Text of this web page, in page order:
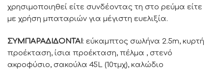
χρησιμοποιηθεί είτε συνδέοντας τη στο ρεύμα είτε
με χρήση μπαταριών για μέγιστη ευελιξία.
ΣΥΜΠΑΡΑΔΙΔΟΝΤΑΙ: εύκαμπτος σωλήνα 2.5m, κυρτή
προέκταση, ίσια προέκταση, πέλμα , στενό
ακροφύσιο, σακούλα 45L (10τμχ), καλώδιο